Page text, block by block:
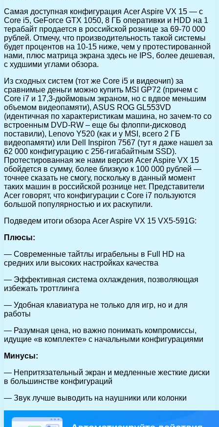
Самая доступная конфигурация Acer Aspire VX 15 — с
Core i5, GeForce GTX 1050, 8 ГБ оперативки и HDD на 1
терабайт продается в российской рознице за 69-70 000
рублей. Отмечу, что производительность такой системы
будет процентов на 10-15 ниже, чем у протестированной
нами, плюс матрица экрана здесь не IPS, более дешевая,
с худшими углами обзора.
Из сходных систем (тот же Core i5 и видеочип) за
сравнимые деньги можно купить MSI GP72 (причем с
Core i7 и 17,3-дюймовым экраном, но с вдвое меньшим
объемом видеопамяти), ASUS ROG GL553VD
(идентичная по характеристикам машина, но зачем-то со
встроенным DVD-RW – еще бы флоппи-дисковод
поставили), Lenovo Y520 (как и у MSI, всего 2 ГБ
видеопамяти) или Dell Inspiron 7567 (тут я даже нашел за
62 000 конфигурацию с 256-гигабайтным SSD).
Протестированная же нами версия Acer Aspire VX 15
обойдется в сумму, более близкую к 100 000 рублей —
точнее сказать не смогу, поскольку в данный момент
таких машин в российской рознице нет. Представители
Acer говорят, что конфигурации с Core i7 пользуются
большой популярностью и их раскупили.
Подведем итоги обзора Acer Aspire VX 15 VX5-591G:
Плюсы:
— Современные тайтлы играбельны в Full HD на
средних или высоких настройках качества
— Эффективная система охлаждения, позволяющая
избежать троттлинга
— Удобная клавиатура не только для игр, но и для
работы
— Разумная цена, но важно понимать компромиссы,
идущие «в комплекте» с начальными конфигурациями
Минусы:
— Непритязательный экран и медленные жесткие диски
в большинстве конфигураций
— Звук лучше выводить на наушники или колонки